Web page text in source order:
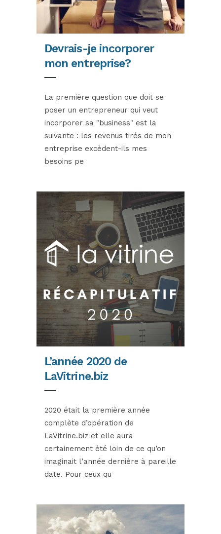
Devrais-je incorporer
mon entreprise?
La première question que doit se
poser un entrepreneur qui veut
incorporer sa "business" est la
suivante : les revenus tirés de mon
entreprise excèdent-ils mes
besoins pe
L’année 2020 de
LaVitrine.biz
2020 était la première année
complète d’opération de
LaVitrine.biz et elle aura
certainement été loin de ce qu’on
imaginait l’année dernière à pareille
date. Pour ceux qu